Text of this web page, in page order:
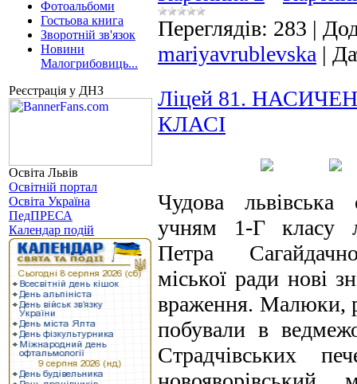
Фотоальбоми
Гостьова книга
Зворотній зв'язок
Новини
Малогрибовиць...
Реєстрація у ДНЗ
Освіта Львів
Освітній портал
Освіта Україна
ПедПРЕСА
Календар подій
Переглядів: 283 |
mariyavrublevska |
Ліцей 81.
КЛАСІ
Чудова львівська
учням 1-Г класу
Петра
міської ради нові
враження. Малюки,
побували в
Страдчівських